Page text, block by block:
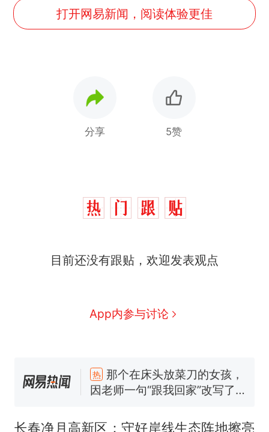
打开网易新闻，阅读体验更佳
分享 5赞
目前还没有跟贴，欢迎发表观点
App内参与讨论
热
那个在床头放菜刀的女孩，
因老师一句“跟我回家”改写了
交5060元才肯搬上楼！女子傻
长春净月高新区：守好岸线生态阵地擦亮